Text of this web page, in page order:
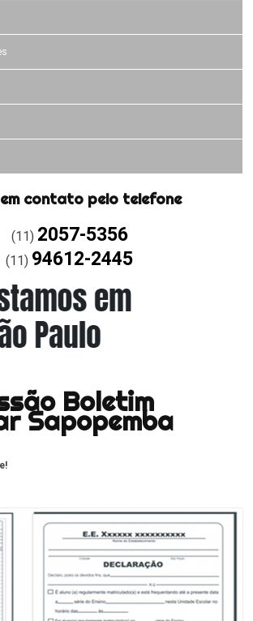
contato pelo telefone
(11) 2057-5356
(11) 94612-2445
Boletim
Sapopemba